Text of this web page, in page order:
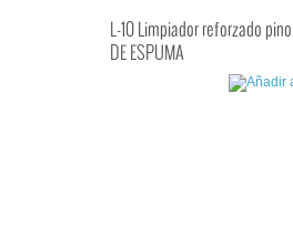
L-10 Limpiador reforzado
DE ESPUMA